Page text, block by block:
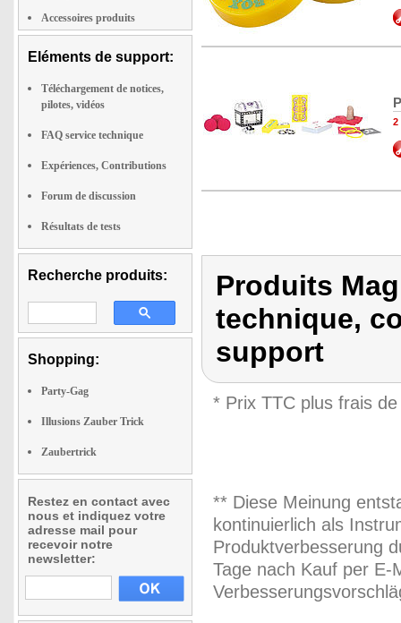
Accessoires produits
Eléments de support:
Téléchargement de notices,
pilotes, vidéos
FAQ service technique
Expériences, Contributions
Forum de discussion
Résultats de tests
Recherche produits:
Shopping:
Party-Gag
Illusions Zauber Trick
Zaubertrick
Restez en contact avec
nous et indiquez votre
adresse mail pour
recevoir notre
newsletter:
2
Produits
technique,
support
* Prix TTC plus frais
** Diese Meinung
kontinuierlich als
Produktverbesserung
Tage nach Kauf per E-